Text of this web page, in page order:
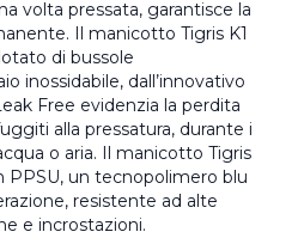
volta pressata, garantisce la
Il manicotto Tigris K1
di bussole
inossidabile, dall’innovativo
Free evidenzia la perdita
alla pressatura, durante i
o aria. Il manicotto Tigris
PPSU, un tecnopolimero blu
resistente ad alte
e incrostazioni.